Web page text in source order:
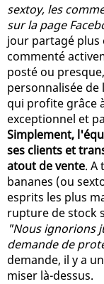
sextoy, les
sur la page
jour partagé plus
commenté
posté ou
personnalisée
qui profite grâce
exceptionnel et
Simplement,
ses clients et
atout de vente. A
bananes (ou
esprits les plus
rupture de stock
"Nous ignorions
demande de
demande, il y a
miser là-dessus.